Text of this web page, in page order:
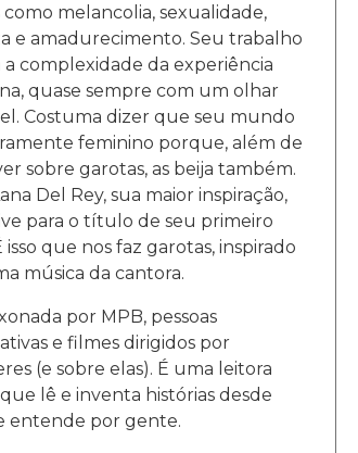
melancolia, sexualidade,
e amadurecimento. Seu trabalho
a complexidade da experiência
quase sempre com um olhar
Costuma dizer que seu mundo
feminino porque, além de
sobre garotas, as beija também.
Del Rey, sua maior inspiração,
para o título de seu primeiro
isso que nos faz garotas, inspirado
música da cantora.
por MPB, pessoas
e filmes dirigidos por
(e sobre elas). É uma leitora
lê e inventa histórias desde
entende por gente.